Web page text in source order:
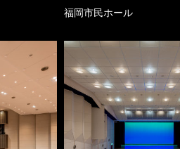
福岡市民ホール